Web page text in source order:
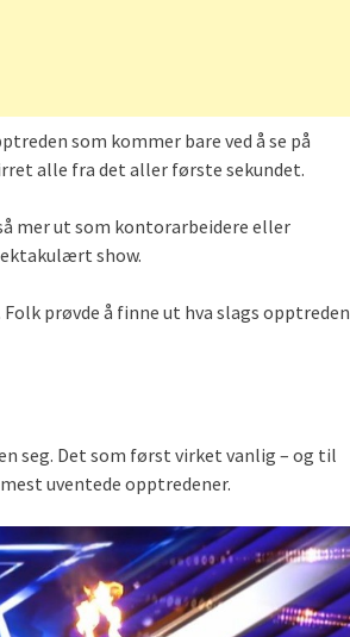
som kommer bare ved å se på
alle fra det aller første sekundet.
mer ut som kontorarbeidere eller
show.
prøvde å finne ut hva slags opptreden
seg. Det som først virket vanlig – og til
uventede opptredener.